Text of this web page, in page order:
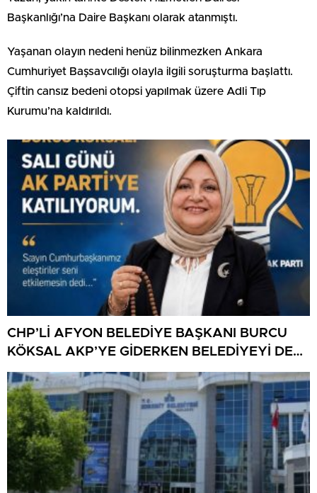
Başkanlığı’na Daire Başkanı olarak atanmıştı.
Yaşanan olayın nedeni henüz bilinmezken Ankara
Cumhuriyet Başsavcılığı olayla ilgili soruşturma başlattı.
Çiftin cansız bedeni otopsi yapılmak üzere Adli Tıp
Kurumu’na kaldırıldı.
CHP’Lİ AFYON BELEDİYE BAŞKANI BURCU
KÖKSAL AKP’YE GİDERKEN BELEDİYEYİ DE
GÖTÜRÜYOR!